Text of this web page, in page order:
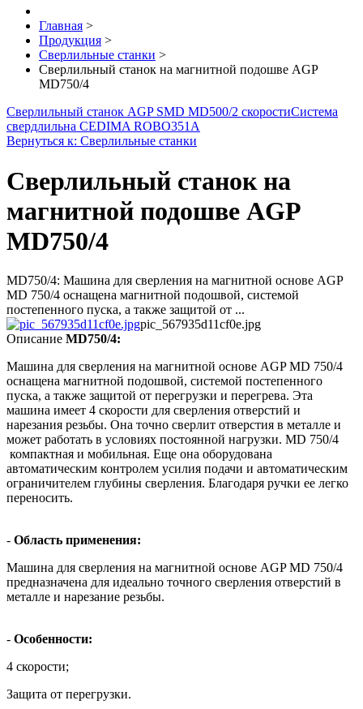
Главная >
Продукция >
Сверлильные станки >
Сверлильный станок на магнитной подошве AGP
MD750/4
Сверлильный станок AGP SMD MD500/2 скоростиСистема
свердлильна CEDIMA ROBO351A
Вернуться к: Сверлильные станки
Сверлильный станок на
магнитной подошве AGP
MD750/4
MD750/4: Машина для сверления на магнитной основе AGP
MD 750/4 оснащена магнитной подошвой, системой
постепенного пуска, а также защитой от ...
pic_567935d11cf0e.jpg
Описание MD750/4:
Машина для сверления на магнитной основе AGP MD 750/4
оснащена магнитной подошвой, системой постепенного
пуска, а также защитой от перегрузки и перегрева. Эта
машина имеет 4 скорости для сверления отверстий и
нарезания резьбы. Она точно сверлит отверстия в металле и
может работать в условиях постоянной нагрузки. MD 750/4
компактная и мобильная. Еще она оборудована
автоматическим контролем усилия подачи и автоматическим
ограничителем глубины сверления. Благодаря ручки ее легко
переносить.
- Область применения:
Машина для сверления на магнитной основе AGP MD 750/4
предназначена для идеально точного сверления отверстий в
металле и нарезание резьбы.
- Особенности:
4 скорости;
Защита от перегрузки.